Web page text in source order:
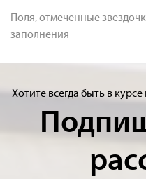
Поля, отмеченные
заполнения
Хотите всегда быть в